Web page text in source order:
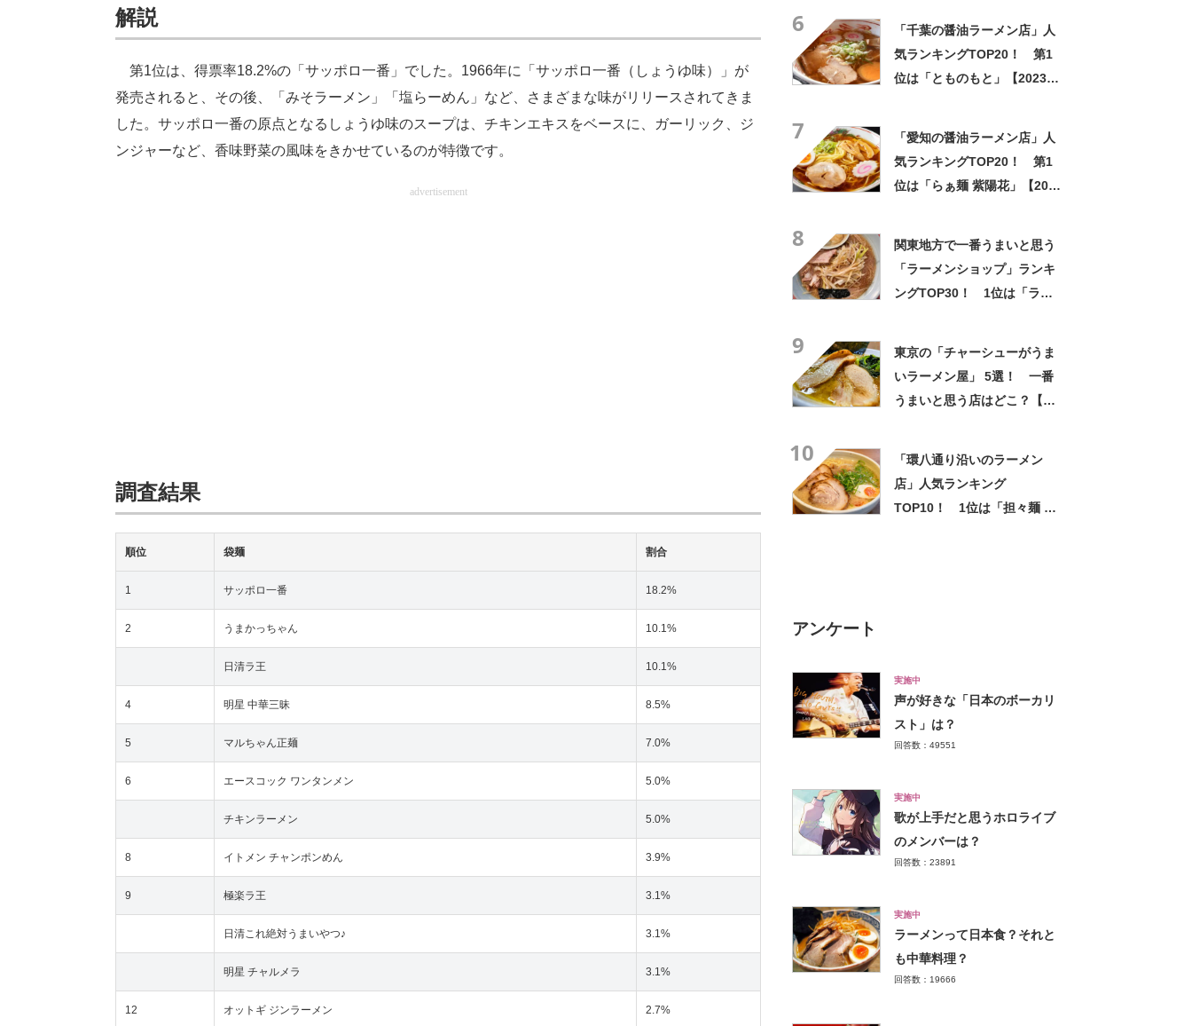
解説
第1位は、得票率18.2%の「サッポロ一番」でした。1966年に「サッポロ一番（しょうゆ味）」が
発売されると、その後、「みそラーメン」「塩らーめん」など、さまざまな味がリリースされてきま
した。サッポロ一番の原点となるしょうゆ味のスープは、チキンエキスをベースに、ガーリック、ジ
ンジャーなど、香味野菜の風味をきかせているのが特徴です。
advertisement
調査結果
順位 袋麺 割合
1 サッポロ一番 18.2%
2 うまかっちゃん 10.1%
日清ラ王 10.1%
4 明星 中華三昧 8.5%
5 マルちゃん正麺 7.0%
6 エースコック ワンタンメン 5.0%
チキンラーメン 5.0%
8 イトメン チャンポンめん 3.9%
9 極楽ラ王 3.1%
日清これ絶対うまいやつ♪ 3.1%
明星 チャルメラ 3.1%
12 オットギ ジンラーメン 2.7%
6
「千葉の醤油ラーメン店」人
気ランキングTOP20！ 第1
位は「とものもと」【2023年
7
「愛知の醤油ラーメン店」人
気ランキングTOP20！ 第1
位は「らぁ麺 紫陽花」【2023
8
関東地方で一番うまいと思う
「ラーメンショップ」ランキ
ングTOP30！ 1位は「ラー
9
東京の「チャーシューがうま
いラーメン屋」 5選！ 一番
うまいと思う店はどこ？【人
10
「環八通り沿いのラーメン
店」人気ランキング
TOP10！ 1位は「担々麺 ビ
アンケート
実施中
声が好きな「日本のボーカリ
スト」は？
回答数：49551
実施中
歌が上手だと思うホロライブ
のメンバーは？
回答数：23891
実施中
ラーメンって日本食？それと
も中華料理？
回答数：19666